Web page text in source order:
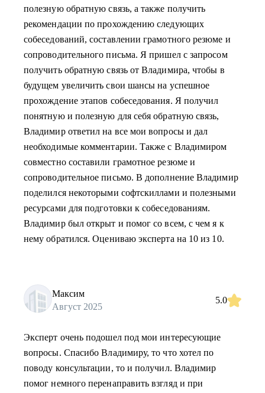
полезную обратную связь, а также получить
рекомендации по прохождению следующих
собеседований, составлении грамотного резюме и
сопроводительного письма. Я пришел с запросом
получить обратную связь от Владимира, чтобы в
будущем увеличить свои шансы на успешное
прохождение этапов собеседования. Я получил
понятную и полезную для себя обратную связь,
Владимир ответил на все мои вопросы и дал
необходимые комментарии. Также с Владимиром
совместно составили грамотное резюме и
сопроводительное письмо. В дополнение Владимир
поделился некоторыми софтскиллами и полезными
ресурсами для подготовки к собеседованиям.
Владимир был открыт и помог со всем, с чем я к
нему обратился. Оцениваю эксперта на 10 из 10.
Максим
Август 2025
5.0
Эксперт очень подошел под мои интересующие
вопросы. Спасибо Владимиру, то что хотел по
поводу консультации, то и получил. Владимир
помог немного перенаправить взгляд и при